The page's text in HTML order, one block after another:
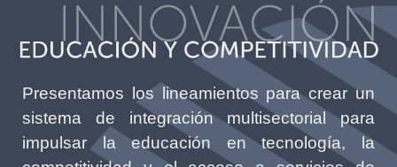
Presentamos los lineamientos para crear un
sistema de integración multisectorial para
impulsar la educación en tecnología, la